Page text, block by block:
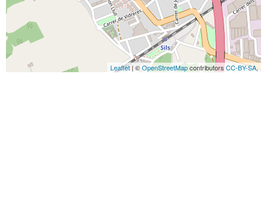
Leaflet | ©OpenStreetMapcontributorsCC-BY-SA,